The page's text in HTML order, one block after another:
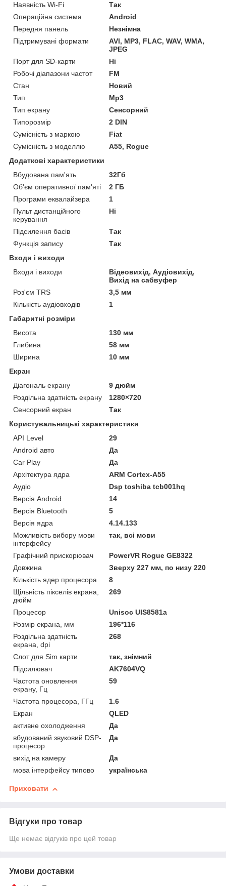
Наявність Wi-Fi
Так
Операційна система
Android
Передня панель
Незнімна
Підтримувані формати
AVI, MP3, FLAC, WAV, WMA,
JPEG
Порт для SD-карти
Ні
Робочі діапазони частот
FM
Стан
Новий
Тип
Mp3
Тип екрану
Сенсорний
Типорозмір
2 DIN
Сумісність з маркою
Fiat
Сумісність з моделлю
A55, Rogue
Додаткові характеристики
Вбудована пам'ять
32Гб
Об'єм оперативної пам'яті
2 ГБ
Програми еквалайзера
1
Пульт дистанційного
керування
Ні
Підсилення басів
Так
Функція запису
Так
Входи і виходи
Входи і виходи
Відеовихід, Аудіовихід,
Вихід на сабвуфер
Роз'єм TRS
3,5 мм
Кількість аудіовходів
1
Габаритні розміри
Висота
130 мм
Глибина
58 мм
Ширина
10 мм
Екран
Діагональ екрану
9 дюйм
Роздільна здатність екрану
1280×720
Сенсорний екран
Так
Користувальницькі характеристики
API Level
29
Android авто
Да
Car Play
Да
Архітектура ядра
ARM Cortex-A55
Аудіо
Dsp toshiba tcb001hq
Версія Android
14
Версія Bluetooth
5
Версія ядра
4.14.133
Можливість вибору мови
інтерфейсу
так, всі мови
Графічний прискорювач
PowerVR Rogue GE8322
Довжина
Зверху 227 мм, по низу 220
Кількість ядер процесора
8
Щільність пікселів екрана,
дюйм
269
Процесор
Unisoc UIS8581a
Розмір екрана, мм
196*116
Роздільна здатність
екрана, dpi
268
Слот для Sim карти
так, знімний
Підсилювач
AK7604VQ
Частота оновлення
екрану, Гц
59
Частота процесора, ГГц
1.6
Екран
QLED
активне охолодження
Да
вбудований звуковий DSP-
процесор
Да
вихід на камеру
Да
мова інтерфейсу типово
українська
Приховати
Відгуки про товар
Ще немає відгуків про цей товар
Умови доставки